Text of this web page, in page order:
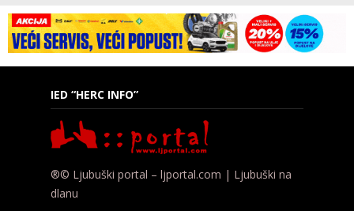
IED “HERC INFO”
®© Ljubuški portal – ljportal.com | Ljubuški na
dlanu